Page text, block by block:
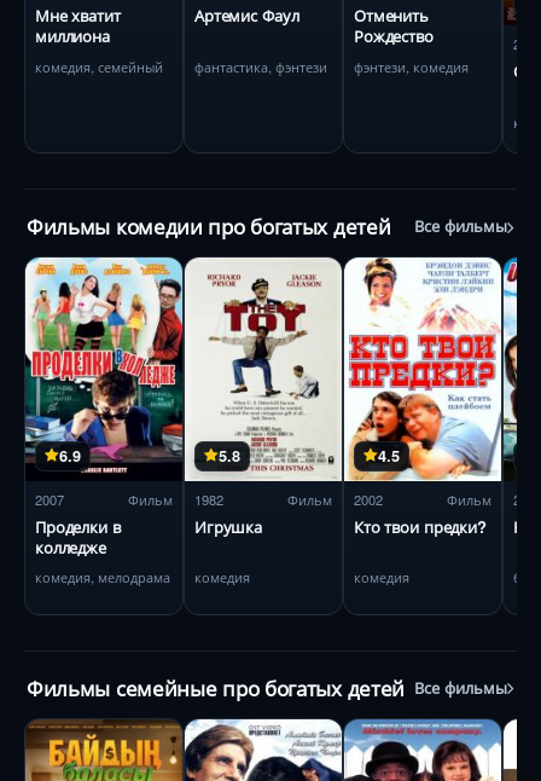
Мне хватит
миллиона
комедия, семейный
Артемис Фаул
фантастика, фэнтези
Отменить
Рождество
фэнтези, комедия
2025
Фильмы комедии про богатых детей Все фильмы
6.9
2007 Фильм
Проделки в
колледже
комедия, мелодрама
5.8
1982 Фильм
Игрушка
комедия
4.5
2002 Фильм
Кто твои предки?
комедия
2005
Фильмы семейные про богатых детей Все фильмы